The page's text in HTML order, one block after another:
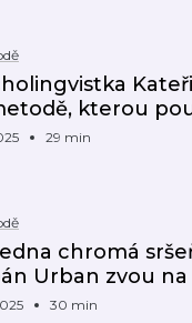
kterou
29 min
chromá
Urban zvou
30 min